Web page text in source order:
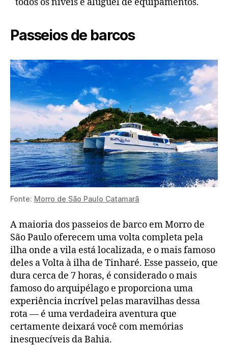
Passeios de barcos
Fonte: Morro de São Paulo Catamarã
A maioria dos passeios de barco em Morro de
São Paulo oferecem uma volta completa pela
ilha onde a vila está localizada, e o mais famoso
deles a Volta à ilha de Tinharé. Esse passeio, que
dura cerca de 7 horas, é considerado o mais
famoso do arquipélago e proporciona uma
experiência incrível pelas maravilhas dessa
rota — é uma verdadeira aventura que
certamente deixará você com memórias
inesquecíveis da Bahia.